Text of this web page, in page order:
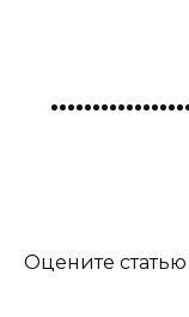
Оцените статью